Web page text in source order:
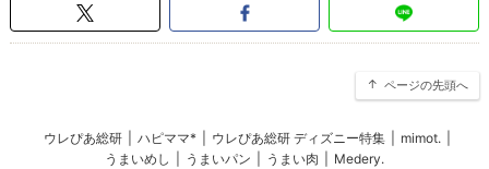
ページの先頭へ
ウレぴあ総研 ハピママ* ウレぴあ総研 ディズニー特集 mimot.
うまいめし
うまいパン うまい肉 Medery.